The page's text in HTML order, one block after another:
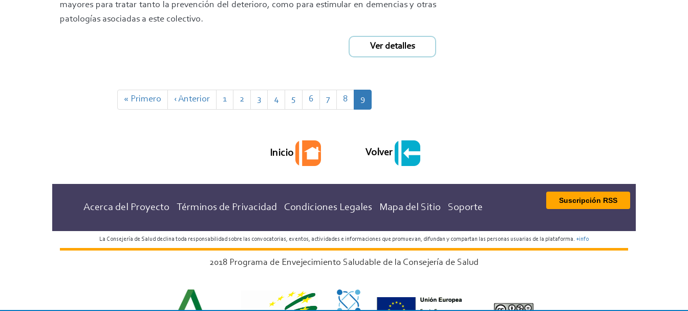
mayores para tratar tanto la prevención del deterioro, como para estimular en demencias y otras
patologías asociadas a este colectivo.
Ver detalles
Primera
página
« Primero
Página
anterior
‹ Anterior Page
1 Page
2 Page
3 Page
4 Page
5 Page
6 Page
7 Page
8
Página
actual
9
Inicio Volver
Acerca del Proyecto Términos de Privacidad Condiciones Legales Mapa del Sitio Soporte
Suscripción RSS
La Consejería de Salud declina toda responsabilidad sobre las convocatorias, eventos, actividades e informaciones que promuevan, difundan y compartan las personas usuarias de la plataforma. +info
2018 Programa de Envejecimiento Saludable de la Consejería de Salud